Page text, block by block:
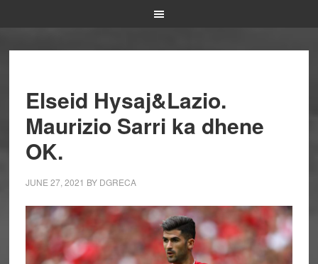
Elseid Hysaj&Lazio.
Maurizio Sarri ka dhene
OK.
JUNE 27, 2021 BY DGRECA